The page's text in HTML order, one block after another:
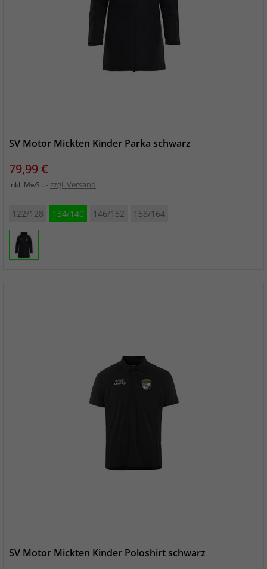
SV Motor Mickten Kinder Parka schwarz
Preis
79,99 €
inkl. MwSt. zzgl. Versand
122/128 134/140 146/152 158/164
SV Motor Mickten Kinder Poloshirt schwarz